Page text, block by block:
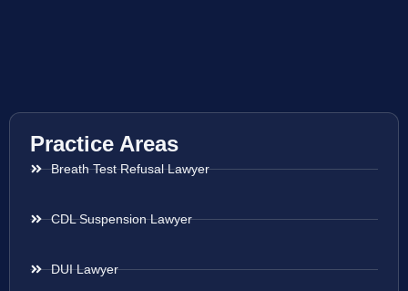
Practice Areas
Breath Test Refusal Lawyer
CDL Suspension Lawyer
DUI Lawyer